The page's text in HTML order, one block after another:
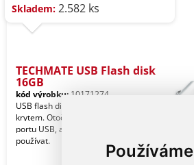
Používáme
Skladem: 2.582 ks
TECHMATE USB Flash disk
16GB
kód výrobku: 10171274
USB flash disk s ochranným kovovým
krytem. Otočte kryt a připojte jej k
portu USB, abyste jej mohli začít
používat.